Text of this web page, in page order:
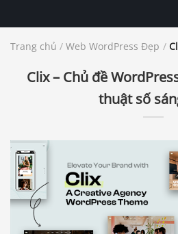
Trang chủ / Web WordPress Đẹp /
Clix – Chủ đề
thuật số